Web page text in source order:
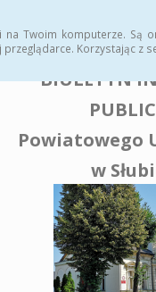
Twoim komputerze. Są
Korzystając z
BIULETYN
Powiatowego
w